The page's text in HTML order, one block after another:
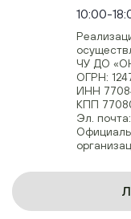
10:00-
ЧУ ДО
ОГРН:
ИНН
КПП
Эл. почта: